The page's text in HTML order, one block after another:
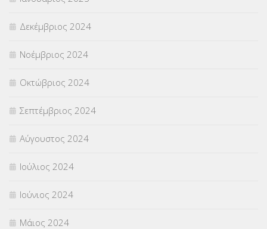
Δεκέμβριος 2024
Νοέμβριος 2024
Οκτώβριος 2024
Σεπτέμβριος 2024
Αύγουστος 2024
Ιούλιος 2024
Ιούνιος 2024
Μάιος 2024